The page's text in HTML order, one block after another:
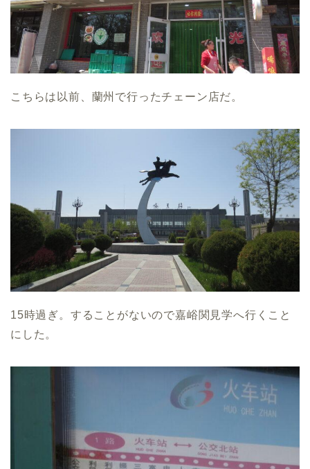
こちらは以前、蘭州で行ったチェーン店だ。
15時過ぎ。することがないので嘉峪関見学へ行くこと
にした。